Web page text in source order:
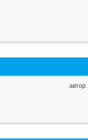
автор: